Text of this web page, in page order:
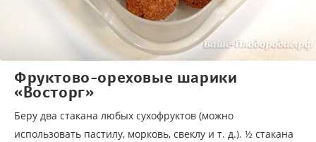
Фруктово-ореховые шарики
«Восторг»
Беру два стакана любых сухофруктов (можно
использовать пастилу, морковь, свеклу и т. д.). ½ стакана